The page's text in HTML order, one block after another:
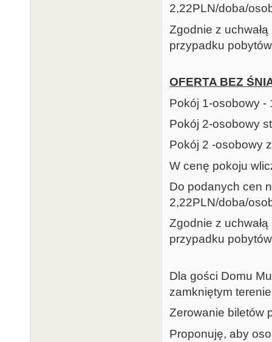
2,22PLN/doba/
Zgodnie z
przypadku
OFERTA BEZ
Pokój 1-osobowy -
Pokój 2-osobowy
Pokój 2 -osobowy
W cenę pokoju
Do podanych cen
2,22PLN/doba/
Zgodnie z
przypadku
Dla gości Domu
zamkniętym
Zerowanie biletów
Proponuję, aby